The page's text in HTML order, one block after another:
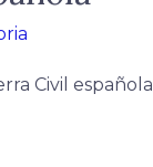
Civil española